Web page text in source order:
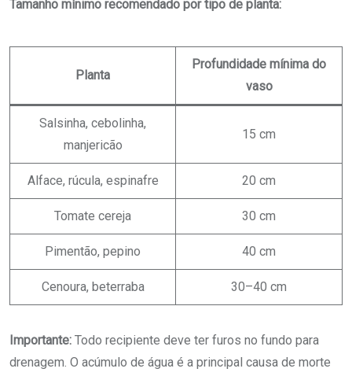
Tamanho mínimo recomendado por tipo de planta:
Planta
Profundidade mínima do
vaso
Salsinha, cebolinha,
manjericão
15 cm
Alface, rúcula, espinafre 20 cm
Tomate cereja 30 cm
Pimentão, pepino 40 cm
Cenoura, beterraba 30–40 cm
Importante: Todo recipiente deve ter furos no fundo para
drenagem. O acúmulo de água é a principal causa de morte